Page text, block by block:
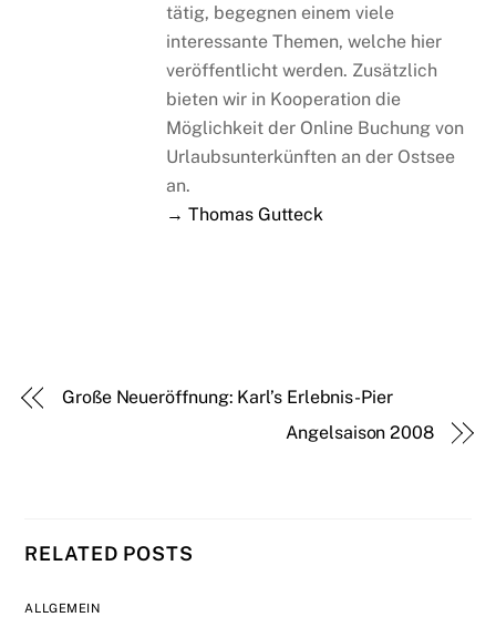
tätig, begegnen einem viele
interessante Themen, welche hier
veröffentlicht werden. Zusätzlich
bieten wir in Kooperation die
Möglichkeit der Online Buchung von
Urlaubsunterkünften an der Ostsee
an.
→ Thomas Gutteck
Große Neueröffnung: Karl’s Erlebnis-Pier
Angelsaison 2008
RELATED POSTS
ALLGEMEIN